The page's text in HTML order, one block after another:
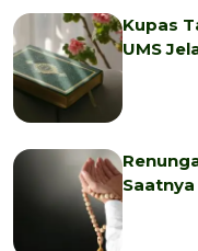
Kupas
UMS